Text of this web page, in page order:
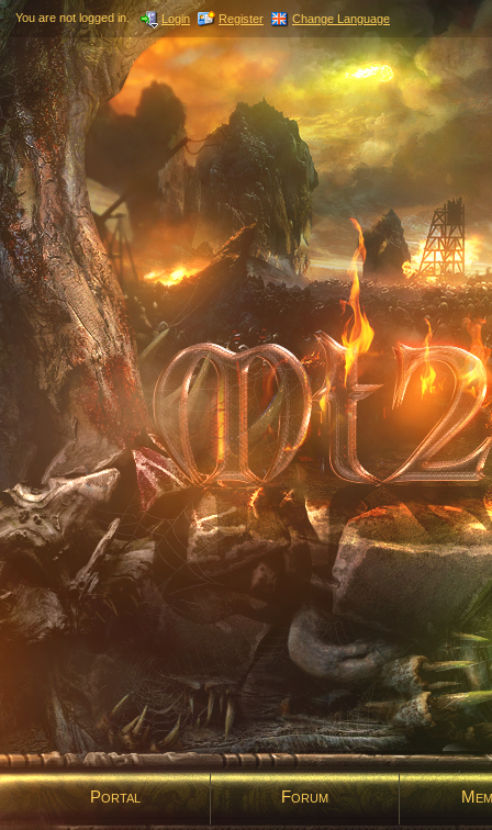
You are not logged in. Login Register Change Language
Portal Forum